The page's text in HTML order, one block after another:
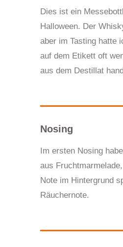
Dies ist ein
Halloween. Der
aber im Tasting hatte
auf dem Etikett oft
aus dem Destillat
Nosing
Im ersten Nosing
aus
Note im Hintergrund
Räuchernote.